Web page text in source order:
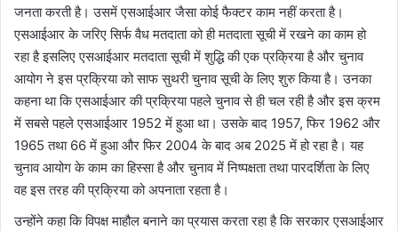
जनता करती है। उसमें एसआईआर जैसा कोई फैक्टर काम नहीं करता है।
एसआईआर के जरिए सिर्फ वैध मतदाता को ही मतदाता सूची में रखने का काम हो
रहा है इसलिए एसआईआर मतदाता सूची में शुद्धि की एक प्रक्रिया है और चुनाव
आयोग ने इस प्रक्रिया को साफ सुथरी चुनाव सूची के लिए शुरु किया है। उनका
कहना था कि एसआईआर की प्रक्रिया पहले चुनाव से ही चल रही है और इस क्रम
में सबसे पहले एसआईआर 1952 में हुआ था। उसके बाद 1957, फिर 1962 और
1965 तथा 66 में हुआ और फिर 2004 के बाद अब 2025 में हो रहा है। यह
चुनाव आयोग के काम का हिस्सा है और चुनाव में निष्पक्षता तथा पारदर्शिता के लिए
वह इस तरह की प्रक्रिया को अपनाता रहता है।
उन्होंने कहा कि विपक्ष माहौल बनाने का प्रयास करता रहा है कि सरकार एसआईआर